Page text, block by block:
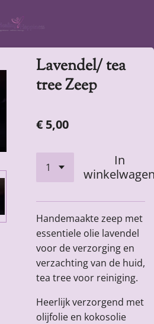
Lavendel/ tea
tree Zeep
€ 5,00
In
Handemaakte zeep met
essentiele olie lavendel
voor de verzorging en
verzachting van de huid,
tea tree voor reiniging.
Heerlijk verzorgend met
olijfolie en kokosolie